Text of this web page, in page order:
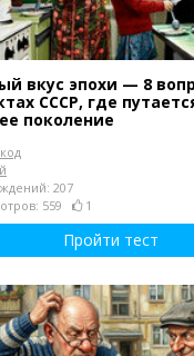
вкус эпохи — 8
СССР, где
поколение
207
559
1
Пройти тест